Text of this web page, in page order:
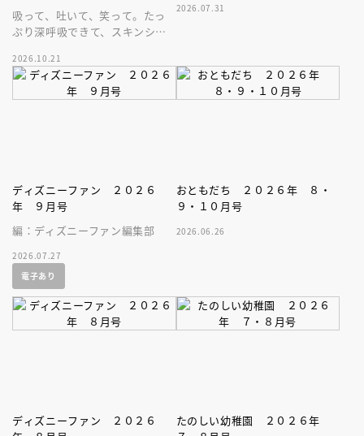
吸って、吐いて、笑って。たっ
ぷり深呼吸できて、スキンシッ
家、キボリノコンノ初のファー
ストブック。
2026.10.21
2026.07.31
ディズニーファン ２０２６
年 ９月号
編：ディズニーファン編集部
2026.07.27
電子あり
おともだち ２０２６年 ８・
９・１０月号
2026.06.26
ディズニーファン ２０２６
たのしい幼稚園 ２０２６年